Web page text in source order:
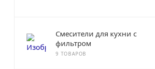
Смесители для кухни с
фильтром
9 ТОВАРОВ